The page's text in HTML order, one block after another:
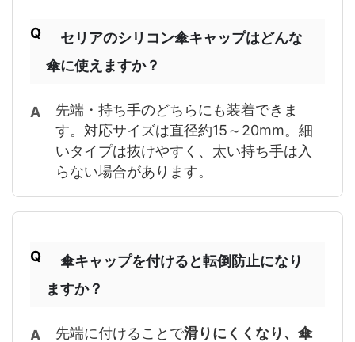
セリアのシリコン傘キャップはどんな
傘に使えますか？
先端・持ち手のどちらにも装着できま
す。対応サイズは直径約15～20mm。細
いタイプは抜けやすく、太い持ち手は入
らない場合があります。
傘キャップを付けると転倒防止になり
ますか？
先端に付けることで滑りにくくなり、傘